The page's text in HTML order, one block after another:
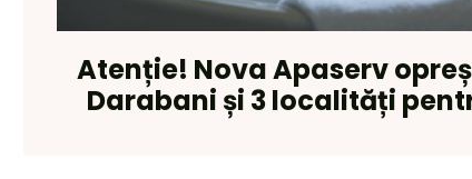
Atenție! Nova Apaserv
Darabani și 3 localități